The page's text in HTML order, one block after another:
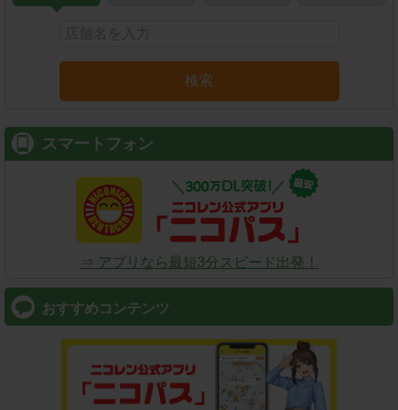
検索
スマートフォン
⇒ アプリなら最短3分スピード出発！
おすすめコンテンツ